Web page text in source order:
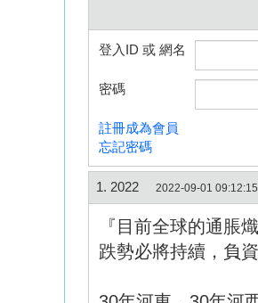
登入ID 或 網名
密碼
註冊成為會員
忘記密碼
1. 2022 2022-09-01 09:12:15
『目前全球的通脹
跌勢必將持續，負